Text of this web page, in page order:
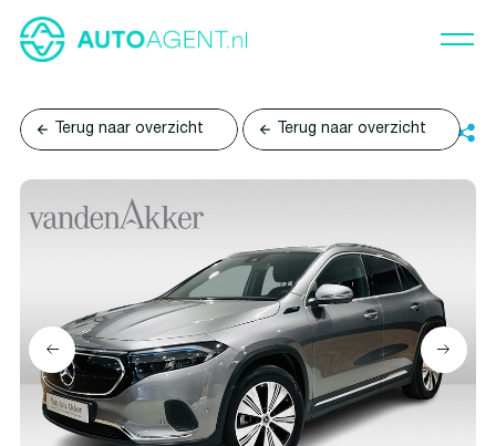
Terug naar overzicht Terug naar overzicht